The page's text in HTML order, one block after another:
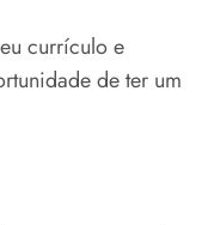
currículo e
de ter um